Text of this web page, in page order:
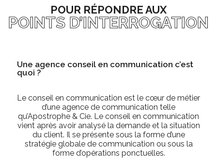
POUR RÉPONDRE AUX
POINTS D’INTERROGATION
Une agence conseil en communication c’est
quoi ?
Le conseil en communication est le cœur de métier
d’une agence de communication telle
qu’Apostrophe & Cie. Le conseil en communication
vient après avoir analysé la demande et la situation
du client. Il se présente sous la forme d’une
stratégie globale de communication ou sous la
forme d’opérations ponctuelles.